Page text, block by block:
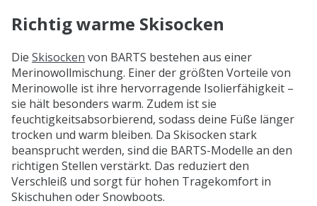
Richtig warme Skisocken
Die Skisocken von BARTS bestehen aus einer
Merinowollmischung. Einer der größten Vorteile von
Merinowolle ist ihre hervorragende Isolierfähigkeit –
sie hält besonders warm. Zudem ist sie
feuchtigkeitsabsorbierend, sodass deine Füße länger
trocken und warm bleiben. Da Skisocken stark
beansprucht werden, sind die BARTS-Modelle an den
richtigen Stellen verstärkt. Das reduziert den
Verschleiß und sorgt für hohen Tragekomfort in
Skischuhen oder Snowboots.